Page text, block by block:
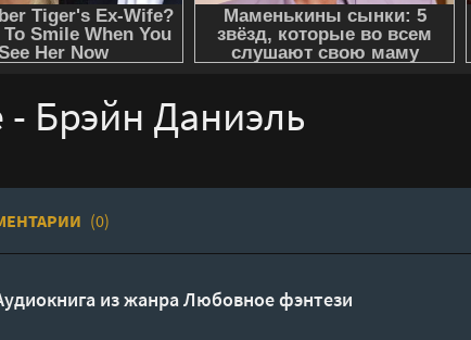
Брэйн Даниэль
(0)
из жанраЛюбовное фэнтези